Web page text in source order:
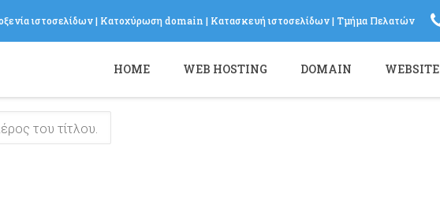
Log in orSign up
ιστοσελίδων| Κατοχύρωση domain | Κατασκευή ιστοσελίδων| Τμήμα Πελατών
HOME WEB HOSTING DOMAIN WEBSITE